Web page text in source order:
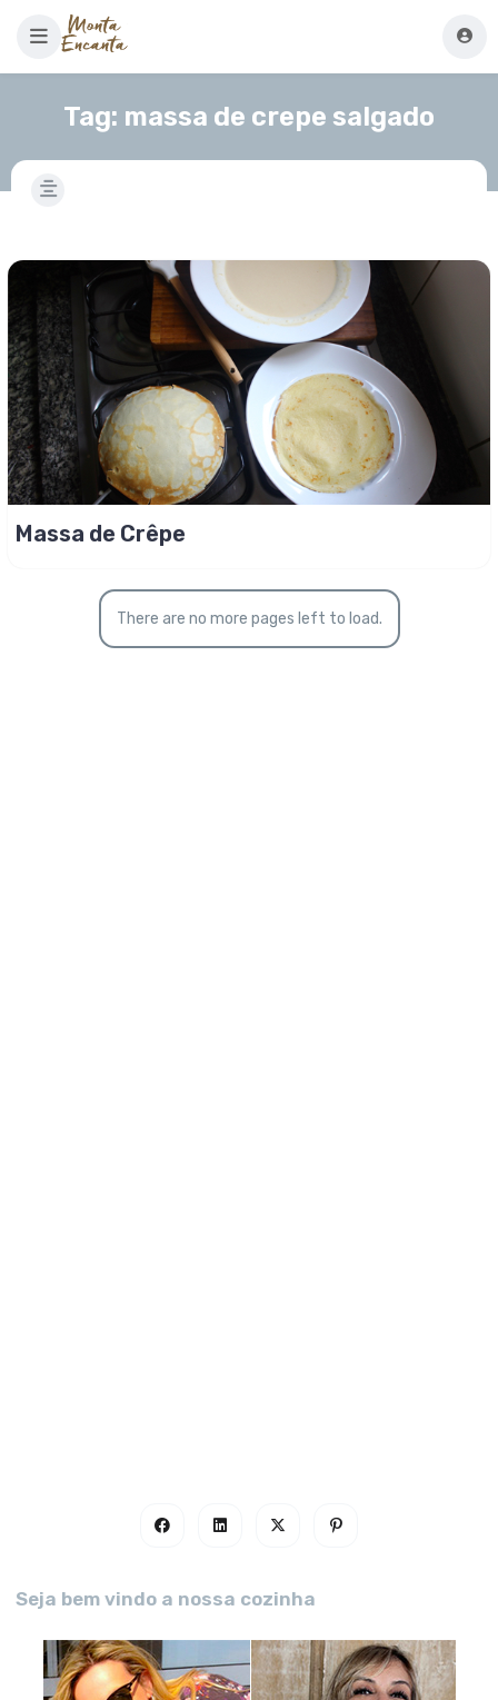
Tag: massa de crepe salgado
Massa de Crêpe
There are no more pages left to load.
Seja bem vindo a nossa cozinha